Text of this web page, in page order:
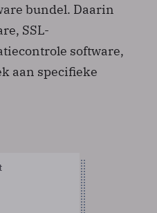
bundel. Daarin
SSL-
software,
aan specifieke